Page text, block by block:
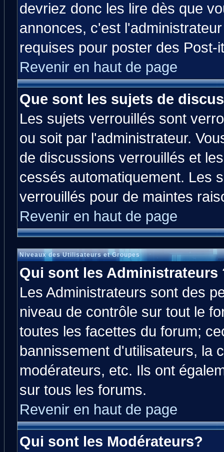
devriez donc les lire dès que
annonces, c'est
requises pour poster des Post-
Revenir en haut de page
Que sont les sujets de
Les sujets verrouillés sont
ou soit par l'administrateur.
de discussions verrouillés et
cessés automatiquement. Les
verrouillés pour de maintes
Revenir en haut de page
Niveaux des Utilisateurs et Groupes
Qui sont les Administrateurs
Les Administrateurs sont des
niveau de contrôle sur tout le
toutes les facettes du forum;
bannissement d'utilisateurs, la
modérateurs, etc. Ils ont
sur tous les forums.
Revenir en haut de page
Qui sont les Modérateurs?